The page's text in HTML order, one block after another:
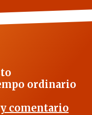
ordinario
comentario